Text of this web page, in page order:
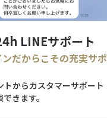
LINEサポート
だからこその充実サ
トからカスタマーサポート
きます。